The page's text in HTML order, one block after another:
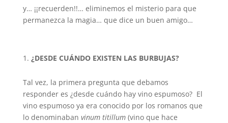
y… ¡¡recuerden!!… eliminemos el misterio para que
permanezca la magia… que dice un buen amigo…
¿DESDE CUÁNDO EXISTEN LAS BURBUJAS?
Tal vez, la primera pregunta que debamos
responder es ¿desde cuándo hay vino espumoso? El
vino espumoso ya era conocido por los romanos que
lo denominaban vinum titillum(vino que hace